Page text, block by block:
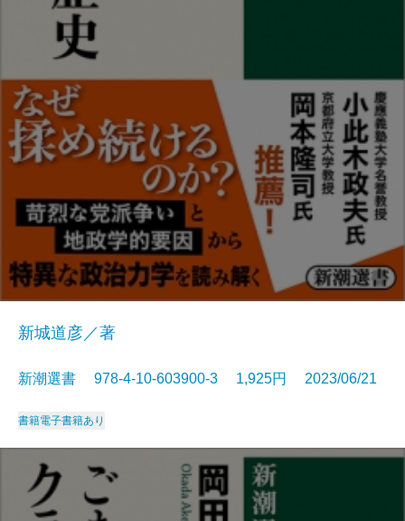
新城道彦／著
新潮選書 978-4-10-603900-3 1,925円 2023/06/21
書籍電子書籍あり